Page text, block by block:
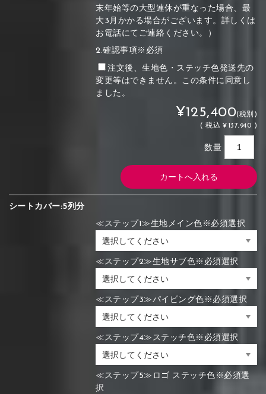
末年始等の大型連休が重なった場合、最
大3月かかる場合がございます。詳しくは
お電話にてご連絡ください。）
2.確認事項※必須
注文後、生地色・ステッチ色発送先の
変更等はできません。この条件に同意し
ました。
¥125,400(税別)
(税込 ¥137,940 )
数量
シートカバー:5列分
≪ステップ1≫生地メイン色※必須選択
≪ステップ2≫生地サブ色※必須選択
≪ステップ3≫パイピング色※必須選択
≪ステップ4≫ステッチ色※必須選択
≪ステップ5≫ロゴ ステッチ色※必須選
択